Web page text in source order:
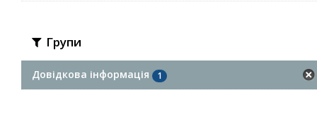
Групи
Довідкова інформація 1